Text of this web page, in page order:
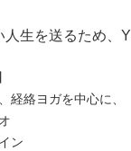
人生を送るため、
経絡ヨガを中心に、
ン